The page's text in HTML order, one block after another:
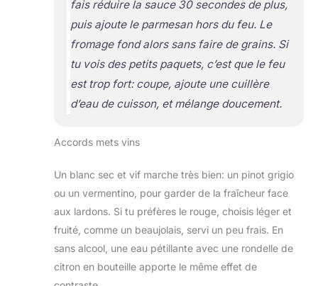
fais réduire la sauce 30 secondes de plus,
puis ajoute le parmesan hors du feu. Le
fromage fond alors sans faire de grains. Si
tu vois des petits paquets, c’est que le feu
est trop fort: coupe, ajoute une cuillère
d’eau de cuisson, et mélange doucement.
Accords mets vins
Un blanc sec et vif marche très bien: un pinot grigio
ou un vermentino, pour garder de la fraîcheur face
aux lardons. Si tu préfères le rouge, choisis léger et
fruité, comme un beaujolais, servi un peu frais. En
sans alcool, une eau pétillante avec une rondelle de
citron en bouteille apporte le même effet de